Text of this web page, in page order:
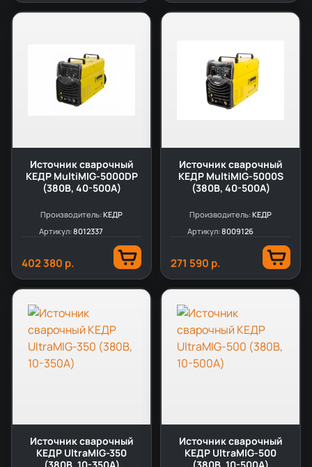
Источник сварочный
КЕДР MultiMIG-5000DP
(380В, 40-500А)
Производитель:КЕДР
Артикул:8012337
402 380 р.
Источник сварочный
КЕДР MultiMIG-5000S
(380В, 40-500А)
Производитель:КЕДР
Артикул:8009126
271 590 р.
Источник сварочный
КЕДР UltraMIG-350
Источник сварочный
КЕДР UltraMIG-500